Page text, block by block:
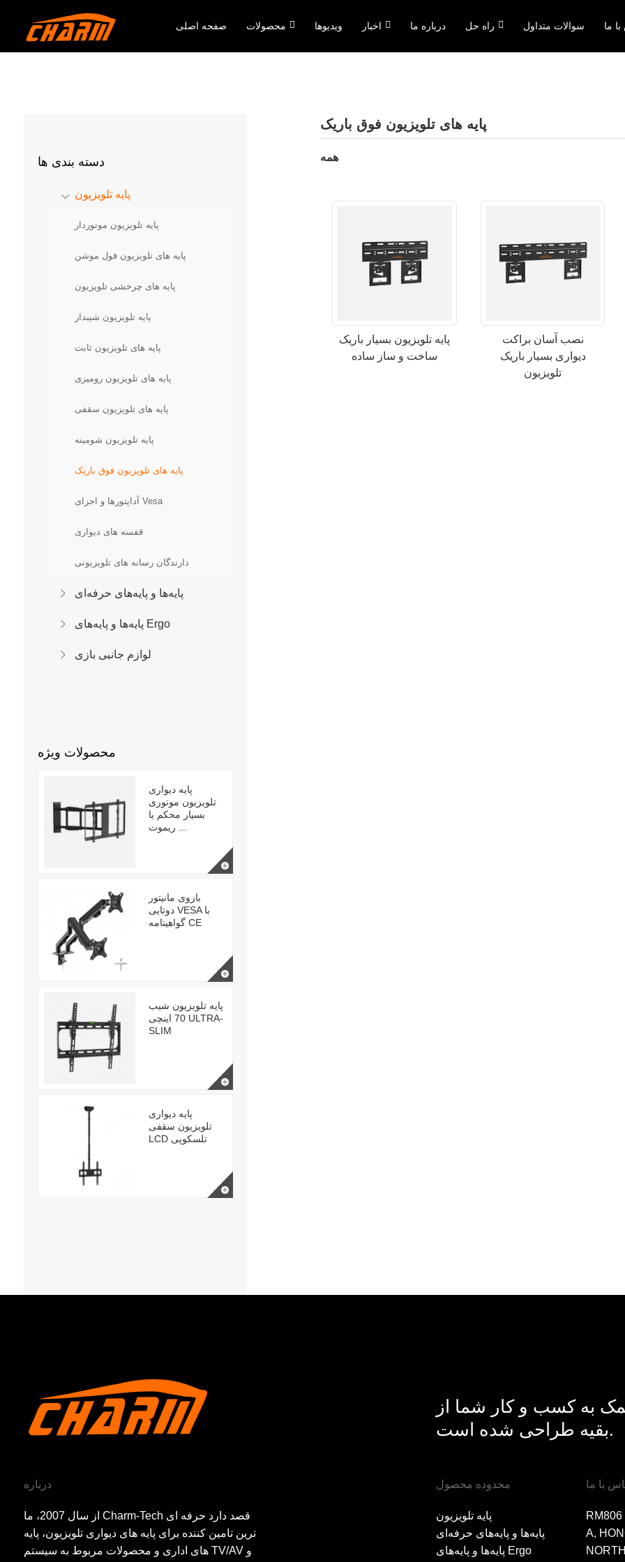
صفحه اصلی محصولات ویدیوها اخبار درباره ما راه حل سوالات متداول ما
دسته بندی ها
پایه تلویزیون
پایه تلویزیون موتوردار
پایه های تلویزیون فول موشن
پایه های چرخشی تلویزیون
پایه تلویزیون شیبدار
پایه های تلویزیون ثابت
پایه های تلویزیون رومیزی
پایه های تلویزیون سقفی
پایه تلویزیون شومینه
پایه های تلویزیون فوق باریک
آداپتورها و اجزای Vesa
قفسه های دیواری
دارندگان رسانه های تلویزیونی
پایه‌ها و پایه‌های حرفه‌ای
پایه‌ها و پایه‌های Ergo
لوازم جانبی بازی
محصولات ویژه
پایه دیواری
تلویزیون موتوری
بسیار محکم با
بازوی مانیتور
دوتایی VESA با
گواهینامه CE
پایه تلویزیون شیب
70 اینچی ULTRA-
SLIM
پایه دیواری
تلویزیون سقفی
LCD تلسکوپی
پایه های تلویزیون فوق باریک
همه
پایه تلویزیون بسیار باریک
ساخت و ساز ساده
نصب آسان براکت
دیواری بسیار باریک
تلویزیون
به کسب و کار شما از
بقیه طراحی شده است.
درباره
از سال 2007، ما Charm-Tech قصد دارد حرفه ای
ترین تامین کننده برای پایه های دیواری تلویزیون، پایه
های اداری و محصولات مربوط به سیستم TV/AV و
محدوده محصول
پایه تلویزیون
پایه‌ها و پایه‌های حرفه‌ای
پایه‌ها و پایه‌های Ergo
با ما
A,